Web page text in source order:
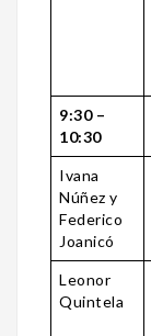
9:30 –
10:30
Ivana
Núñez y
Federico
Joanicó
Leonor
Quintela